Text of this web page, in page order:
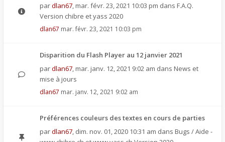
pardlan67, mar. févr. 23, 2021 10:03 pm dans F.A.Q.
Version chibre et yass 2020
dlan67 mar. févr. 23, 2021 10:03 pm
Disparition du Flash Player au 12 janvier 2021
pardlan67, mar. janv. 12, 2021 9:02 am dans News et
mise à jours
dlan67 mar. janv. 12, 2021 9:02 am
Préférences couleurs des textes en cours de parties
pardlan67, dim. nov. 01, 2020 10:31 am dans Bugs / Aide -